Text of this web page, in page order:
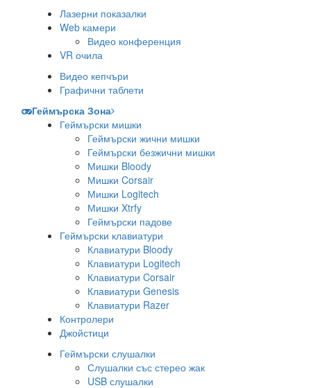
Лазерни показалки
Web камери
Видео конференция
VR очила
Видео кепчъри
Графични таблети
Геймърска Зона
Геймърски мишки
Геймърски жични мишки
Геймърски безжични мишки
Мишки Bloody
Мишки Corsair
Мишки Logitech
Мишки Xtrfy
Геймърски падове
Геймърски клавиатури
Клавиатури Bloody
Клавиатури Logitech
Клавиатури Corsair
Клавиатури Genesis
Клавиатури Razer
Контролери
Джойстици
Геймърски слушалки
Слушалки със стерео жак
USB слушалки